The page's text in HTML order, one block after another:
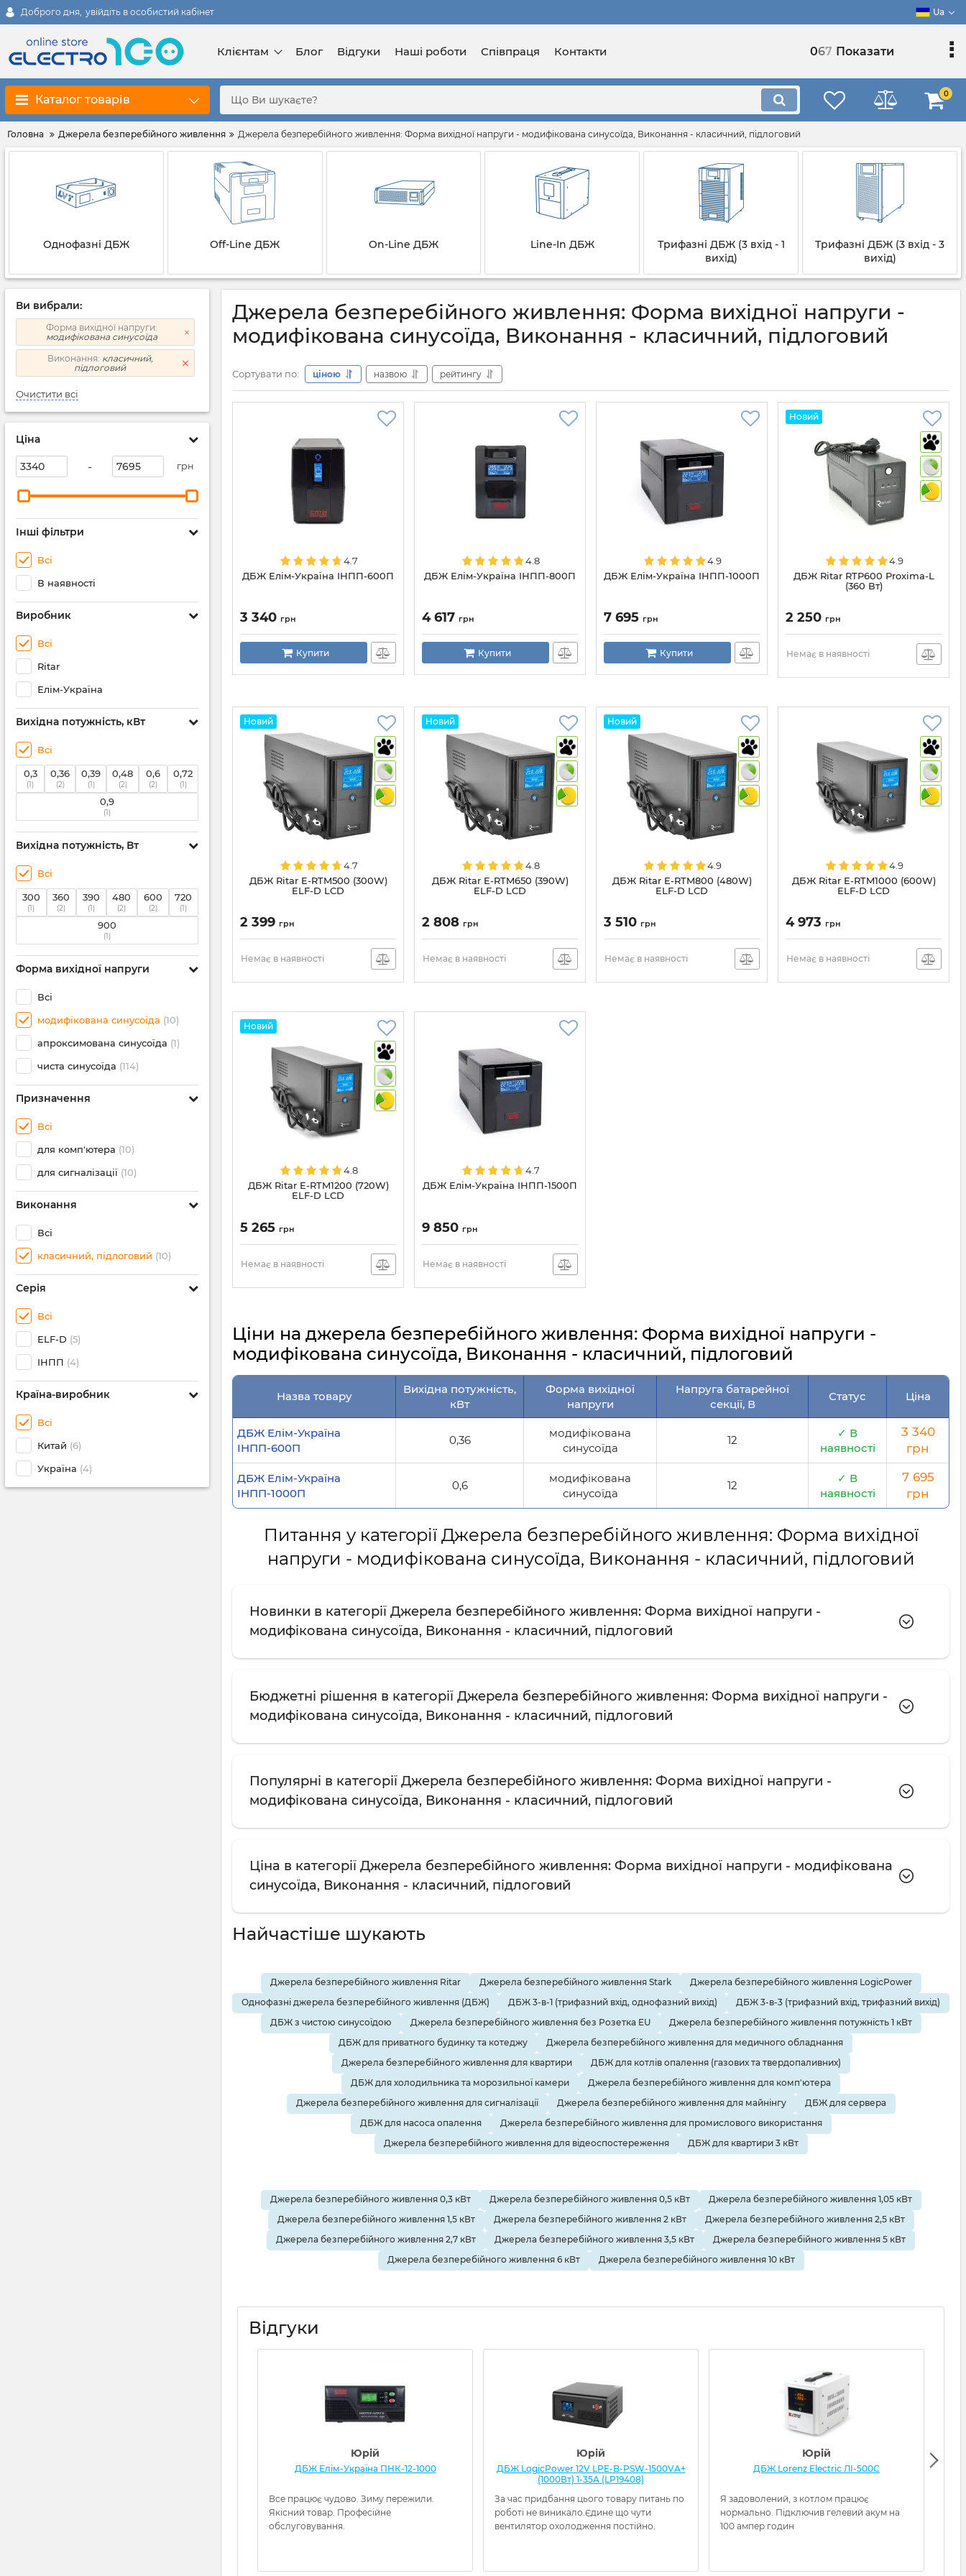
Доброго дня, увійдіть в особистий кабінет Ua
Клієнтам Блог Відгуки Наші роботи Співпраця Контакти 067 Показати
Каталог товарів 0
Головна Джерела безперебійного живлення Джерела безперебійного живлення: Форма вихідної напруги - модифікована синусоїда, Виконання - класичний, підлоговий
Однофазні ДБЖ Off-Line ДБЖ On-Line ДБЖ Line-In ДБЖ
Трифазні ДБЖ (3 вхід - 1
вихід)
Трифазні ДБЖ (3 вхід - 3
вихід)
Ви вибрали:
Форма вихідної напруги:
модифікована синусоїда
Виконання: класичний,
підлоговий
Очистити всі
Ціна
- грн
Інші фільтри
Всі
В наявності
Виробник
Всі
Ritar
Елім-Україна
Вихідна потужність, кВт
Всі
0,3
(1)
0,36
(2)
0,39
(1)
0,48
(2)
0,6
(2)
0,72
(1)
0,9
(1)
Вихідна потужність, Вт
Всі
300
(1)
360
(2)
390
(1)
480
(2)
600
(2)
720
(1)
900
(1)
Форма вихідної напруги
Всі
модифікована синусоїда (10)
апроксимована синусоїда (1)
чиста синусоїда (114)
Призначення
Всі
для комп'ютера (10)
для сигналізації (10)
Виконання
Всі
класичний, підлоговий (10)
Серія
Всі
ELF-D (5)
ІНПП (4)
Країна-виробник
Всі
Китай (6)
Україна (4)
Джерела безперебійного живлення: Форма вихідної напруги -
модифікована синусоїда, Виконання - класичний, підлоговий
Сортувати по: ціною назвою рейтингу
4.7
ДБЖ Елім-Україна ІНПП-600П
3 340 грн
Купити
4.8
ДБЖ Елім-Україна ІНПП-800П
4 617 грн
Купити
4.9
ДБЖ Елім-Україна ІНПП-1000П
7 695 грн
Купити
Новий
4.9
ДБЖ Ritar RTP600 Proxima-L
(360 Вт)
2 250 грн
Немає в наявності
Новий
4.7
ДБЖ Ritar E-RTM500 (300W)
ELF-D LCD
2 399 грн
Немає в наявності
Новий
4.8
ДБЖ Ritar E-RTM650 (390W)
ELF-D LCD
2 808 грн
Немає в наявності
Новий
4.9
ДБЖ Ritar E-RTM800 (480W)
ELF-D LCD
3 510 грн
Немає в наявності
4.9
ДБЖ Ritar E-RTM1000 (600W)
ELF-D LCD
4 973 грн
Немає в наявності
Новий
4.8
ДБЖ Ritar E-RTM1200 (720W)
ELF-D LCD
5 265 грн
Немає в наявності
4.7
ДБЖ Елім-Україна ІНПП-1500П
9 850 грн
Немає в наявності
Ціни на джерела безперебійного живлення: Форма вихідної напруги -
модифікована синусоїда, Виконання - класичний, підлоговий
Назва товару
Вихідна потужність,
кВт
Форма вихідної
напруги
Напруга батарейної
секції, В
Статус Ціна
ДБЖ Елім-Україна
ІНПП-600П
0,36
модифікована
синусоїда
12
✓ В
наявності
3 340
грн
ДБЖ Елім-Україна
ІНПП-1000П
0,6
модифікована
синусоїда
12
✓ В
наявності
7 695
грн
Питання у категорії Джерела безперебійного живлення: Форма вихідної
напруги - модифікована синусоїда, Виконання - класичний, підлоговий
Новинки в категорії Джерела безперебійного живлення: Форма вихідної напруги -
модифікована синусоїда, Виконання - класичний, підлоговий
Бюджетні рішення в категорії Джерела безперебійного живлення: Форма вихідної напруги -
модифікована синусоїда, Виконання - класичний, підлоговий
Популярні в категорії Джерела безперебійного живлення: Форма вихідної напруги -
модифікована синусоїда, Виконання - класичний, підлоговий
Ціна в категорії Джерела безперебійного живлення: Форма вихідної напруги - модифікована
синусоїда, Виконання - класичний, підлоговий
Найчастіше шукають
Джерела безперебійного живлення Ritar Джерела безперебійного живлення Stark
Джерела безперебійного живлення LogicPower
Однофазні джерела безперебійного живлення (ДБЖ)
ДБЖ 3-в-1 (трифазний вхід, однофазний вихід)
ДБЖ 3-в-3 (трифазний вхід, трифазний вихід)
ДБЖ з чистою синусоїдою
Джерела безперебійного живлення без Розетка EU
Джерела безперебійного живлення потужність 1 кВт
ДБЖ для приватного будинку та котеджу
Джерела безперебійного живлення для медичного обладнання
Джерела безперебійного живлення для квартири
ДБЖ для котлів опалення (газових та твердопаливних)
ДБЖ для холодильника та морозильної камери
Джерела безперебійного живлення для комп'ютера
Джерела безперебійного живлення для сигналізації
Джерела безперебійного живлення для майнінгу
ДБЖ для сервера
ДБЖ для насоса опалення
Джерела безперебійного живлення для промислового використання
Джерела безперебійного живлення для відеоспостереження
ДБЖ для квартири 3 кВт
Джерела безперебійного живлення 0,3 кВт Джерела безперебійного живлення 0,5 кВт
Джерела безперебійного живлення 1,05 кВт
Джерела безперебійного живлення 1,5 кВт
Джерела безперебійного живлення 2 кВт
Джерела безперебійного живлення 2,5 кВт
Джерела безперебійного живлення 2,7 кВт
Джерела безперебійного живлення 3,5 кВт
Джерела безперебійного живлення 5 кВт
Джерела безперебійного живлення 6 кВт
Джерела безперебійного живлення 10 кВт
Відгуки
Юрій
ДБЖ Елім-Україна ПНК-12-1000
Все працює чудово. Зиму пережили.
Якісний товар. Професійне
обслуговування.
Юрій
ДБЖ LogicPower 12V LPE-B-PSW-1500VA+
(1000Вт) 1-35A (LP19408)
За час придбання цього товару питань по
роботі не виникало.Єдине що чути
вентилятор охолодження постійно.
Юрій
ДБЖ Lorenz Electric ЛІ-500С
Я задоволений, з котлом працює
нормально. Підключив гелевий акум на
100 ампер годин